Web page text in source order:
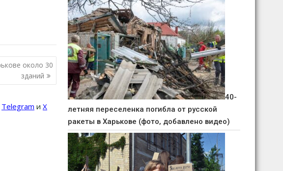
около 30
зданий
Telegram и Х
40-
летняя переселенка погибла от русской
ракеты в Харькове (фото, добавлено видео)